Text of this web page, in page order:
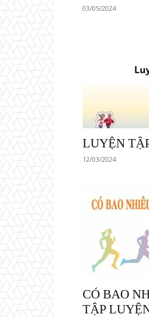
03/05/2024
LUYỆN
12/03/2024
CÓ BAO
TẬP